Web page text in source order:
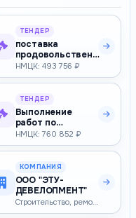
ТЕНДЕР
поставка
продовольственных
товаров (УИС)
НМЦК: 493 756 ₽
ТЕНДЕР
Выполнение
работ по
текущему ремонту
в здании
Брянского…
НМЦК: 760 852 ₽
КОМПАНИЯ
ООО "ЭТУ-
ДЕВЕЛОПМЕНТ"
Строительство, ремонт и реконструкция зданий и сооружений